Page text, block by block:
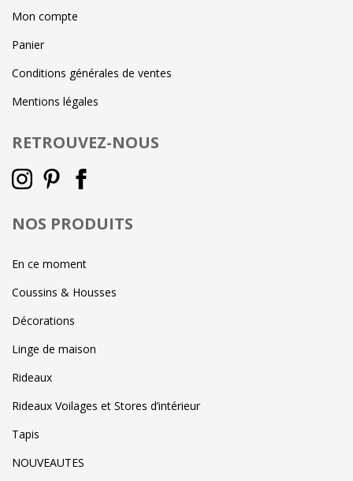
Mon compte
Panier
Conditions générales de ventes
Mentions légales
RETROUVEZ-NOUS
NOS PRODUITS
En ce moment
Coussins & Housses
Décorations
Linge de maison
Rideaux
Rideaux Voilages et Stores d’intérieur
Tapis
NOUVEAUTES